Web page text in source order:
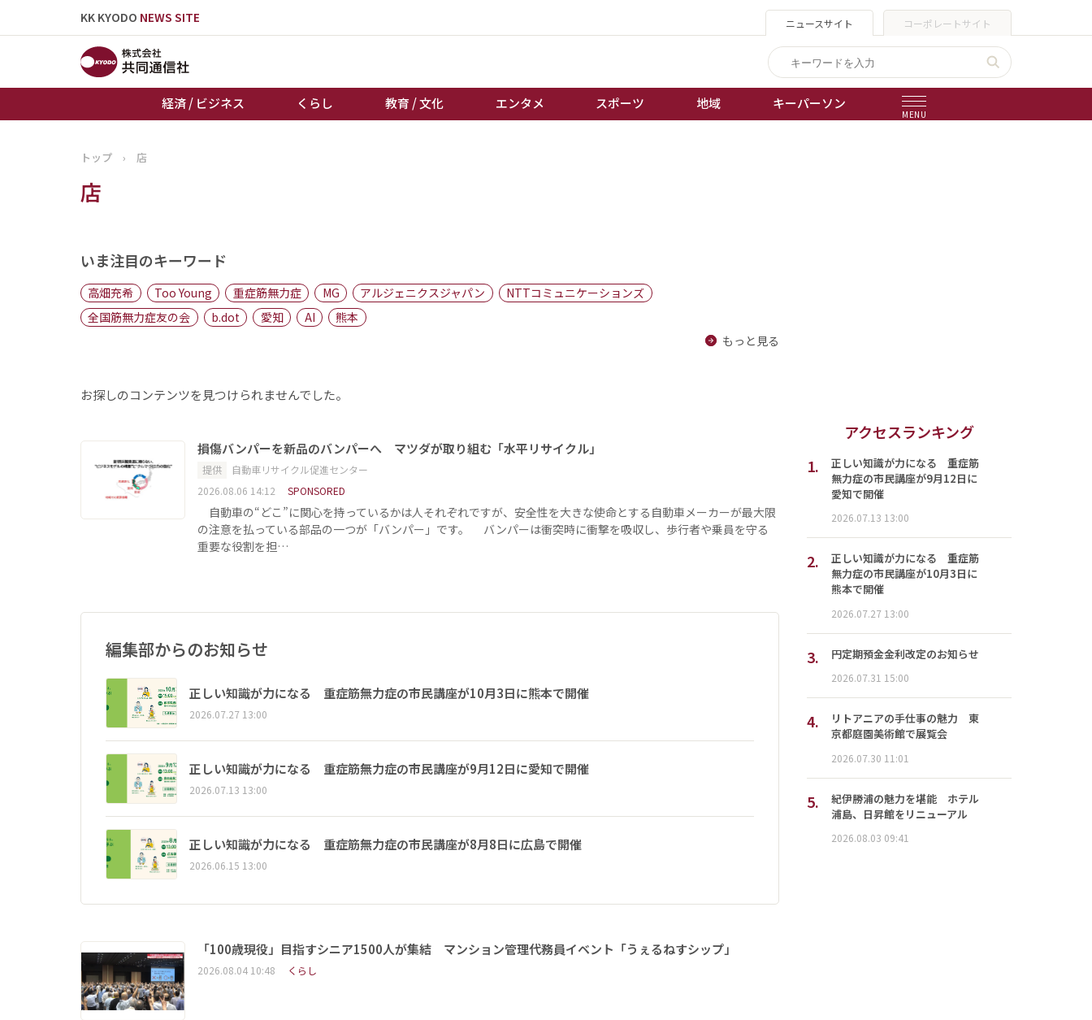
KK KYODO NEWS SITE ニュースサイト コーポレートサイト
経済 / ビジネス くらし 教育 / 文化 エンタメ スポーツ 地域 キーパーソン
MENU
地域
棋王戦
トップ › 店
店
いま注目のキーワード
高畑充希 Too Young 重症筋無力症 MG アルジェニクスジャパン
NTTコミュニケーションズ
全国筋無力症友の会
b.dot 愛知 AI
熊本
もっと見る
お探しのコンテンツを見つけられませんでした。
損傷バンパーを新品のバンパーへ マツダが取り組む「水平リサイクル」
提供
自動車リサイクル促進センター
2026.08.06 14:12
SPONSORED
自動車の“どこ”に関心を持っているかは人それぞれですが、安全性を大きな使命とする自動車メーカーが最大限
の注意を払っている部品の一つが「バンパー」です。 バンパーは衝突時に衝撃を吸収し、歩行者や乗員を守る
重要な役割を担…
編集部からのお知らせ
正しい知識が力になる 重症筋無力症の市民講座が10月3日に熊本で開催
2026.07.27 13:00
正しい知識が力になる 重症筋無力症の市民講座が9月12日に愛知で開催
2026.07.13 13:00
正しい知識が力になる 重症筋無力症の市民講座が8月8日に広島で開催
2026.06.15 13:00
「100歳現役」目指すシニア1500人が集結 マンション管理代務員イベント「うぇるねすシップ」
2026.08.04 10:48 くらし
アクセスランキング
1.
正しい知識が力になる 重症筋
無力症の市民講座が9月12日に
愛知で開催
2026.07.13 13:00
2.
正しい知識が力になる 重症筋
無力症の市民講座が10月3日に
熊本で開催
2026.07.27 13:00
3. 円定期預金金利改定のお知らせ
2026.07.31 15:00
4.
リトアニアの手仕事の魅力 東
京都庭園美術館で展覧会
2026.07.30 11:01
5.
紀伊勝浦の魅力を堪能 ホテル
浦島、日昇館をリニューアル
2026.08.03 09:41